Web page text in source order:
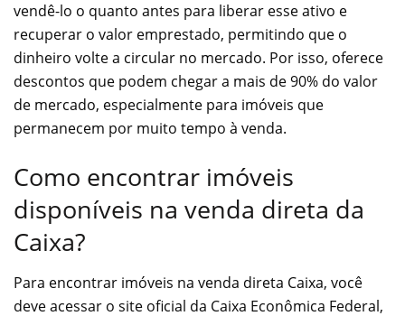
vendê-lo o quanto antes para liberar esse ativo e
recuperar o valor emprestado, permitindo que o
dinheiro volte a circular no mercado. Por isso, oferece
descontos que podem chegar a mais de 90% do valor
de mercado, especialmente para imóveis que
permanecem por muito tempo à venda.
Como encontrar imóveis
disponíveis na venda direta da
Caixa?
Para encontrar imóveis na venda direta Caixa, você
deve acessar o site oficial da Caixa Econômica Federal,